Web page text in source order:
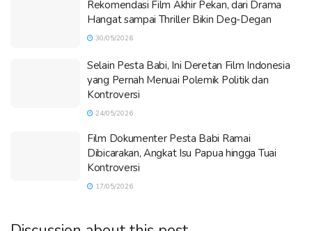
Rekomendasi Film Akhir Pekan, dari Drama
Hangat sampai Thriller Bikin Deg-Degan
30/05/2026
Selain Pesta Babi, Ini Deretan Film Indonesia
yang Pernah Menuai Polemik Politik dan
Kontroversi
24/05/2026
Film Dokumenter Pesta Babi Ramai
Dibicarakan, Angkat Isu Papua hingga Tuai
Kontroversi
17/05/2026